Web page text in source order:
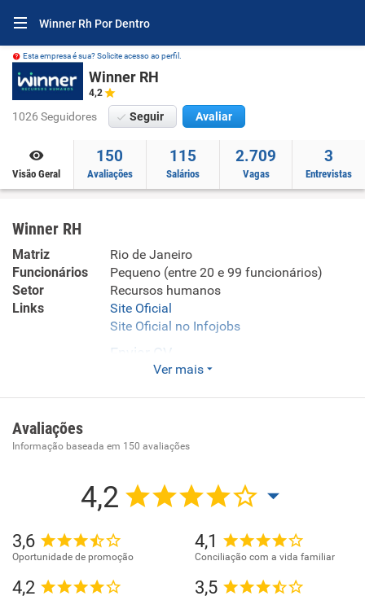
Winner Rh Por Dentro
Esta empresa é sua? Solicite acesso ao perfil.
Winner RH
4,2
1026 Seguidores Seguir Avaliar
Visão Geral
150
Avaliações
115
Salários
2.709
Vagas
3
Entrevistas
Winner RH
Matriz
Rio de Janeiro
Funcionários
Pequeno (entre 20 e 99 funcionários)
Setor
Recursos humanos
Links
Site Oficial
Site Oficial no Infojobs
Enviar CV
Ver mais
Avaliações
Informação baseada em 150 avaliações
4,2
3,6
Oportunidade de promoção
4,1
Conciliação com a vida familiar
4,2 3,5